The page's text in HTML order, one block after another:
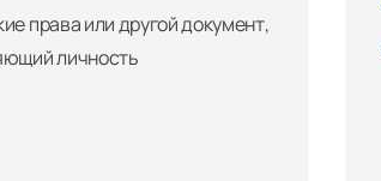
права или другой документ,
личность